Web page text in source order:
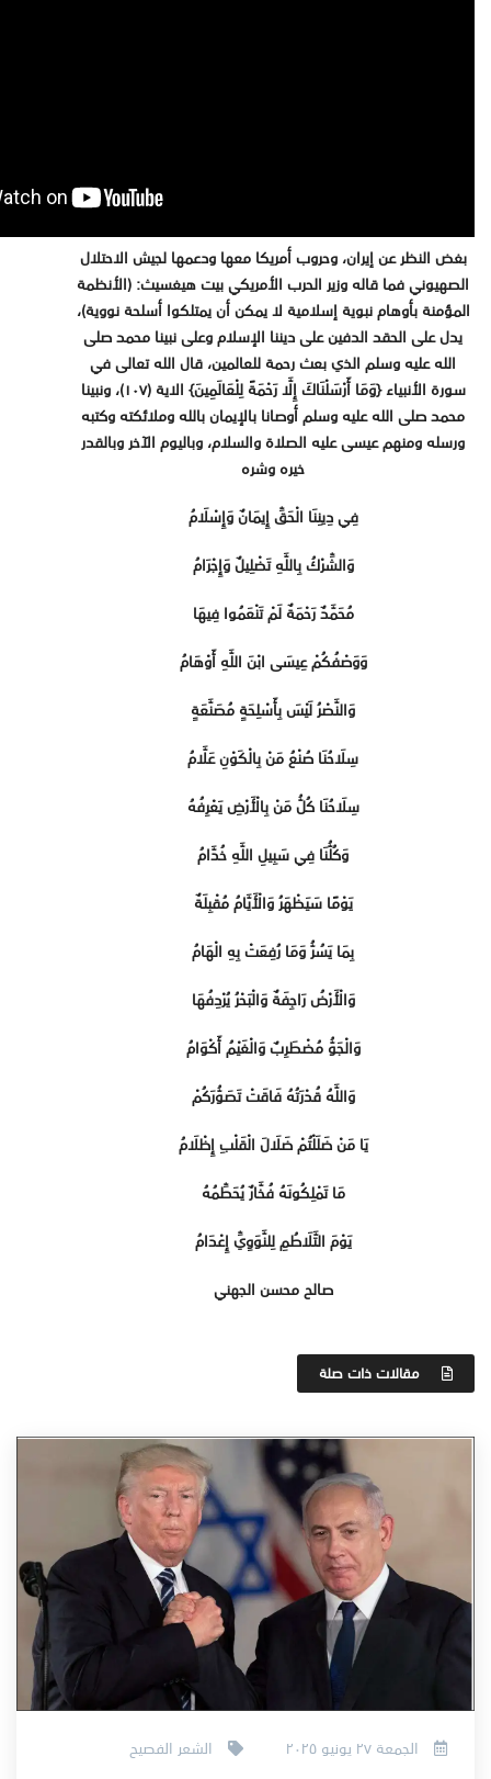
بغض النظر عن إيران، وحروب أمريكا معها ودعمها لجيش الاحتلال
الصهيوني فما قاله وزير الحرب الأمريكي بيت هيغسيث: (الأنظمة
المؤمنة بأوهام نبوية إسلامية لا يمكن أن يمتلكوا أسلحة نووية)،
يدل على الحقد الدفين على ديننا الإسلام وعلى نبينا محمد صلى
الله عليه وسلم الذي بعث رحمة للعالمين، قال الله تعالى في
سورة الأنبياء {وَمَا أَرْسَلْنَاكَ إِلَّا رَحْمَةً لِلْعَالَمِينَ} الاية (١٠٧)، ونبينا
محمد صلى الله عليه وسلم أوصانا بالإيمان بالله وملائكته وكتبه
ورسله ومنهم عيسى عليه الصلاة والسلام، وباليوم الآخر وبالقدر
خيره وشره
فِي دِينِنَا الْحَقِّ إِيمَانٌ وَإِسْلَامُ
وَالشِّرْكُ بِاللَّهِ تَضْلِيلٌ وَإِجْرَامُ
مُحَمَّدٌ رَحْمَةٌ لَمْ تَنْعَمُوا فِيهَا
وَوَصْفُكُمْ عِيسَى ابْنَ اللَّهِ أَوْهَامُ
وَالنَّصْرُ لَيْسَ بِأَسْلِحَةٍ مُصَنَّعَةٍ
سِلَاحُنَا صُنْعُ مَنْ بِالْكَوْنِ عَلَّامُ
سِلَاحُنَا كُلُّ مَنْ بِالْأَرْضِ يَعْرِفُهُ
وَكُلُّنَا فِي سَبِيلِ اللَّهِ خُدَّامُ
يَوْمًا سَيَظْهَرُ وَالْأَيَّامُ مُقْبِلَةٌ
بِمَا يَسُرُّ وَمَا رُفِعَتْ بِهِ الْهَامُ
وَالْأَرْضُ رَاجِفَةٌ وَالْبَحْرُ يُرْدِفُهَا
وَالْجَوُّ مُضْطَرِبٌ وَالْغَيْمُ أَكْوَامُ
وَاللَّهُ قُدْرَتُهُ فَاقَتْ تَصَوُّرَكُمْ
يَا مَنْ ضَلَلْتُمْ ضَلَالَ الْقَلْبِ إِظْلَامُ
مَا تَمْلِكُونَهُ فُخَّارٌ يُحَطِّمُهُ
يَوْمَ التَّلَاطُمِ لِلنَّوَوِيِّ إِعْدَامُ
صالح محسن الجهني
مقالات ذات صلة
الجمعة ٢٧ يونيو ٢٠٢٥ الشعر الفصيح